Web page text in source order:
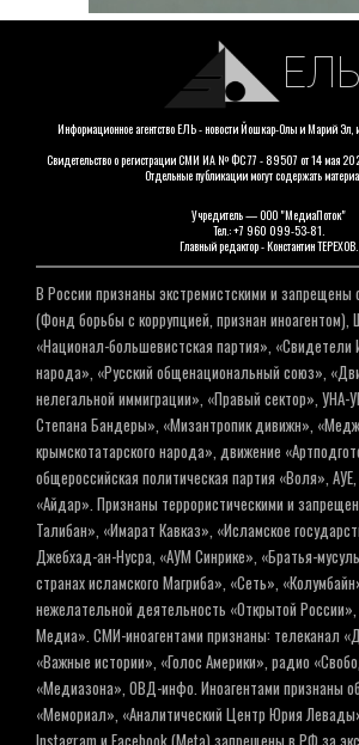
ЕЛЬ
Информационное агентство ЕЛЬ - новости Йошкар-Олы и Марий Эл,
Свидетельство о регистрации СМИ ИА № ФС 77 - 89507 от 14 мая
Отдельные публикации могут содержать
Учредитель — ООО "МедиаПоток"
Тел.: +7 960 099-53-81.
Главный редактор - Константин ТЕРЕХОВ.
В России признаны экстремистскими и запрещены
(Фонд борьбы с коррупцией, признан иноагентом),
«Национал-большевистская партия», «Свидетели
народа», «Русский общенациональный союз»,
нелегальной иммиграции», «Правый сектор», УНА-
Степана Бандеры», «Мизантропик дивижн»,
крымскотатарского народа», движение
общероссийская политическая партия «Воля»,
«Айдар». Признаны террористическими и
Талибан», «Имарат Кавказ», «Исламское
Джебхад-ан-Нусра, «АУМ Синрике», «Братья-
странах исламского Магриба», «Сеть»,
нежелательной деятельность «Открытой
Медиа». СМИ-иноагентами признаны: телеканал
«Важные истории», «Голос Америки», радио
«Медиазона», ОВД-инфо. Иноагентами признаны
«Мемориал», «Аналитический Центр Юрия
Instagram и Facebook (Metа) запрещены в РФ за